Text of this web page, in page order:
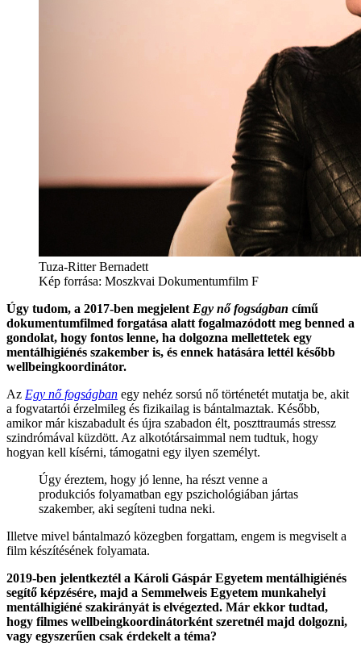
Tuza-Ritter Bernadett
Kép forrása: Moszkvai Dokumentumfilm F
Úgy tudom, a 2017-ben megjelent Egy nő fogságban című
dokumentumfilmed forgatása alatt fogalmazódott meg benned a
gondolat, hogy fontos lenne, ha dolgozna mellettetek egy
mentálhigiénés szakember is, és ennek hatására lettél később
wellbeingkoordinátor.
Az Egy nő fogságban egy nehéz sorsú nő történetét mutatja be, akit
a fogvatartói érzelmileg és fizikailag is bántalmaztak. Később,
amikor már kiszabadult és újra szabadon élt, poszttraumás stressz
szindrómával küzdött. Az alkotótársaimmal nem tudtuk, hogy
hogyan kell kísérni, támogatni egy ilyen személyt.
Úgy éreztem, hogy jó lenne, ha részt venne a
produkciós folyamatban egy pszichológiában jártas
szakember, aki segíteni tudna neki.
Illetve mivel bántalmazó közegben forgattam, engem is megviselt a
film készítésének folyamata.
2019-ben jelentkeztél a Károli Gáspár Egyetem mentálhigiénés
segítő képzésére, majd a Semmelweis Egyetem munkahelyi
mentálhigiéné szakirányát is elvégezted. Már ekkor tudtad,
hogy filmes wellbeingkoordinátorként szeretnél majd dolgozni,
vagy egyszerűen csak érdekelt a téma?